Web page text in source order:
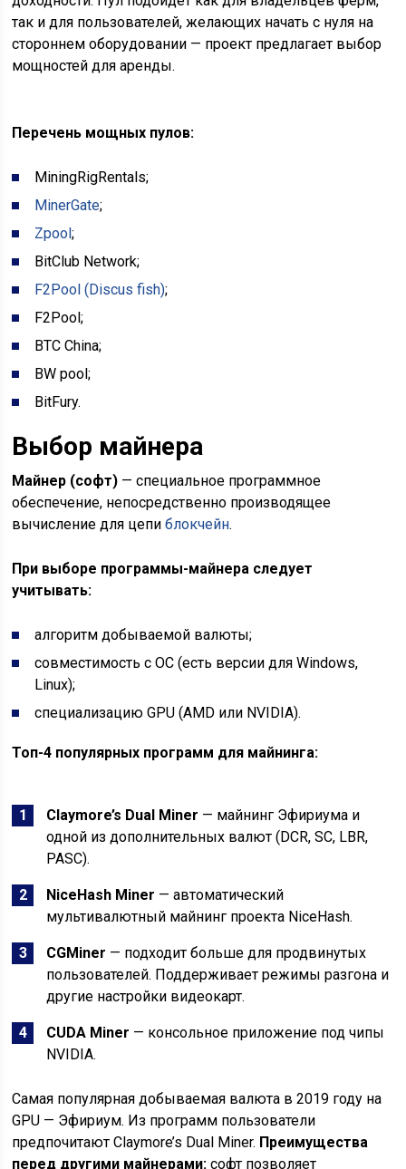
так и для пользователей, желающих начать с нуля на
стороннем оборудовании — проект предлагает выбор
мощностей для аренды.
Перечень мощных пулов:
MiningRigRentals;
MinerGate;
Zpool;
BitClub Network;
F2Pool (Discus fish);
F2Pool;
BTC China;
BW pool;
BitFury.
Выбор майнера
Майнер (софт) — специальное программное
обеспечение, непосредственно производящее
вычисление для цепиблокчейн.
При выборе программы-майнера следует
учитывать:
алгоритм добываемой валюты;
совместимость с ОС (есть версии для Windows,
Linux);
специализацию GPU (AMD или NVIDIA).
Топ-4 популярных программ для майнинга:
Claymore’s Dual Miner — майнинг Эфириума и
одной из дополнительных валют (DCR, SC, LBR,
PASC).
NiceHash Miner — автоматический
мультивалютный майнинг проекта NiceHash.
CGMiner — подходит больше для продвинутых
пользователей. Поддерживает режимы разгона и
другие настройки видеокарт.
CUDA Miner — консольное приложение под чипы
NVIDIA.
Самая популярная добываемая валюта в 2019 году на
GPU — Эфириум. Из программ пользователи
предпочитают Claymore’s Dual Miner. Преимущества
перед другими майнерами: софт позволяет